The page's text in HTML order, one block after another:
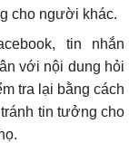
cho người khác.
tin nhắn
với nội dung hỏi
tra lại bằng cách
tin tưởng cho